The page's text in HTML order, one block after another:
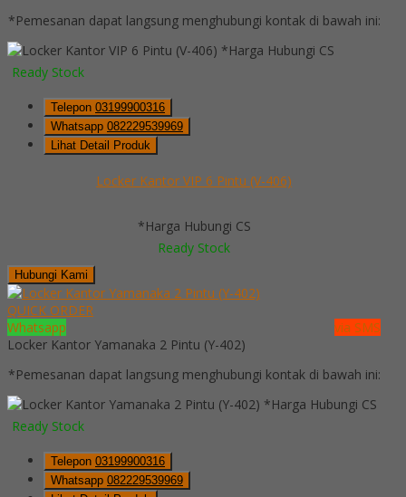
*Pemesanan dapat langsung menghubungi kontak di bawah ini:
*Harga Hubungi CS
Ready Stock
Telepon 03199900316
Whatsapp 082229539969
Lihat Detail Produk
Locker Kantor VIP 6 Pintu (V-406)
*Harga Hubungi CS
Ready Stock
Hubungi Kami
QUICK ORDER
Whatsapp
via SMS
Locker Kantor Yamanaka 2 Pintu (Y-402)
*Pemesanan dapat langsung menghubungi kontak di bawah ini:
*Harga Hubungi CS
Ready Stock
Telepon 03199900316
Whatsapp 082229539969